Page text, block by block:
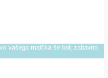
vašega malčka še bolj zabavno